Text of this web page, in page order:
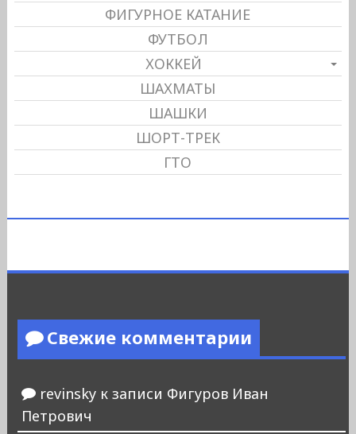
ФИГУРНОЕ КАТАНИЕ
ФУТБОЛ
ХОККЕЙ
ШАХМАТЫ
ШАШКИ
ШОРТ-ТРЕК
ГТО
Свежие комментарии
revinskyк записи Фигуров Иван
Петрович